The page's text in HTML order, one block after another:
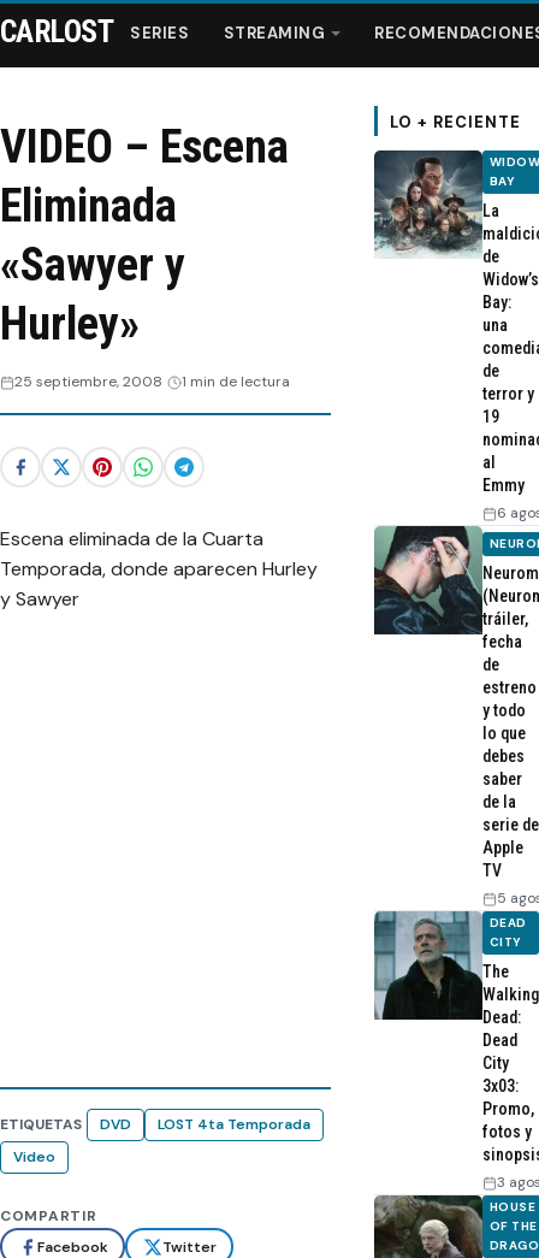
Series
Streaming
Recomendaciones
Videos
Webisodios
CARLOST SERIES STREAMING
VIDEO – Escena
Eliminada
«Sawyer y
Hurley»
25 septiembre, 2008 1 min de lectura
Escena eliminada de la Cuarta
Temporada, donde aparecen Hurley
y Sawyer
ETIQUETAS DVD
LOST 4ta Temporada
Video
COMPARTIR
Facebook
Twitter
LO + RECIENTE
BAY
La
de
Widow’s
Bay:
una
de
terror y
19
al
Emmy
6
tráiler,
fecha
de
estreno
y todo
lo que
debes
saber
de la
serie de
Apple
TV
5
DEAD
CITY
The
Walking
Dead:
Dead
City
3x03:
Promo,
fotos y
3
HOUSE
OF THE